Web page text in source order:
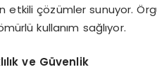
etkili çözümler sunuyor.
kullanım sağlıyor.
ve Güvenlik